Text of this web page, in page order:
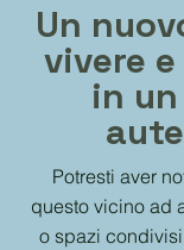
Un
vivere
in
Potresti aver
questo vicino ad
o spazi